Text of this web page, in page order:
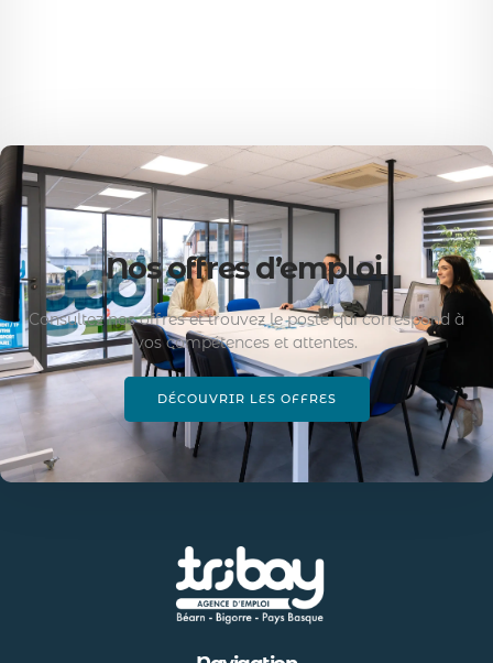
Nos offres d’emploi
Consultez nos offres et trouvez le poste qui correspond à
vos compétences et attentes.
DÉCOUVRIR LES OFFRES